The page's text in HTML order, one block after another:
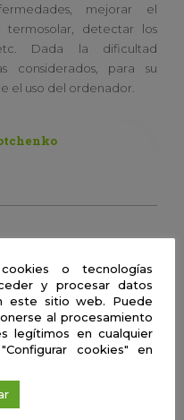
mejorar el
detectar los
Dada la dificultad
considerados, para su
el uso del ordenador.
más allá.
o tecnologías
y procesar datos
este sitio web. Puede
al procesamiento
legítimos en cualquier
cookies" en